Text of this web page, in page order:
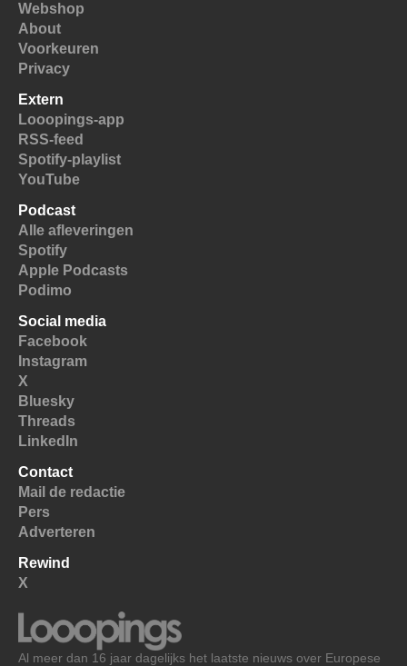
Webshop
About
Voorkeuren
Privacy
Extern
Looopings-app
RSS-feed
Spotify-playlist
YouTube
Podcast
Alle afleveringen
Spotify
Apple Podcasts
Podimo
Social media
Facebook
Instagram
X
Bluesky
Threads
LinkedIn
Contact
Mail de redactie
Pers
Adverteren
Rewind
X
Al meer dan 16 jaar dagelijks het laatste nieuws over Europese